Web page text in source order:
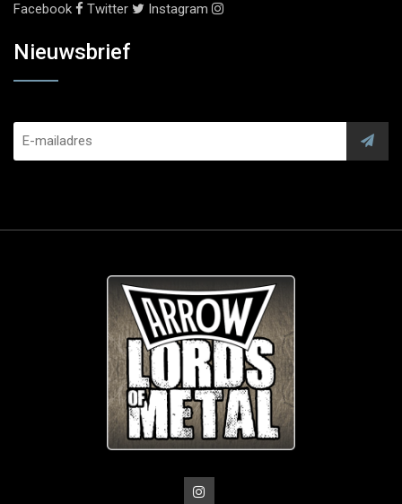
Facebook Twitter Instagram
Nieuwsbrief